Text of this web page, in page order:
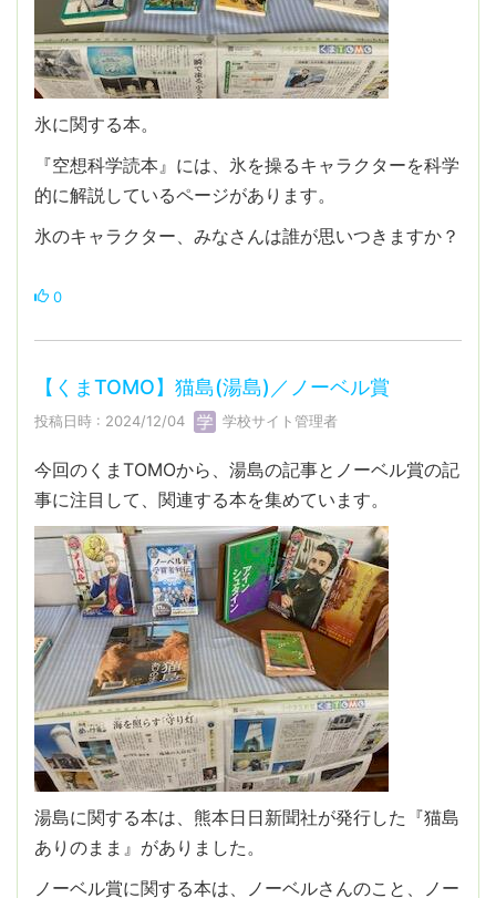
氷に関する本。
『空想科学読本』には、氷を操るキャラクターを科学
的に解説しているページがあります。
氷のキャラクター、みなさんは誰が思いつきますか？
0
【くまTOMO】猫島(湯島)／ノーベル賞
投稿日時 : 2024/12/04 学校サイト管理者
今回のくまTOMOから、湯島の記事とノーベル賞の記
事に注目して、関連する本を集めています。
湯島に関する本は、熊本日日新聞社が発行した『猫島
ありのまま』がありました。
ノーベル賞に関する本は、ノーベルさんのこと、ノー